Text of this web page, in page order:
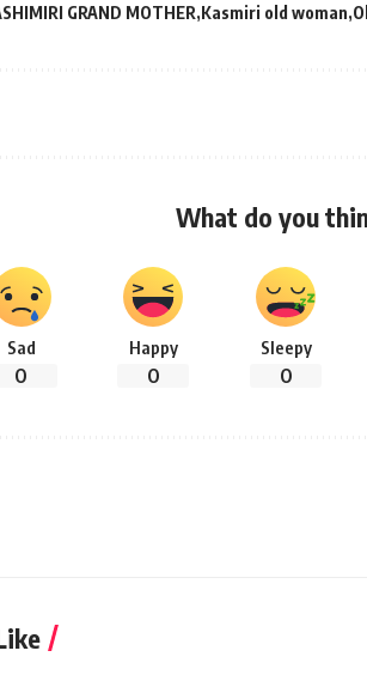
GRAND MOTHER Kasmiri old woman
What do you
Sad
0
Happy
0
Sleepy
0